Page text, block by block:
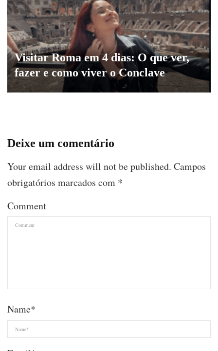
Visitar Roma em 4 dias: O que ver,
fazer e como viver o Conclave
Deixe um comentário
Your email address will not be published. Campos
obrigatórios marcados com *
Comment
Name*